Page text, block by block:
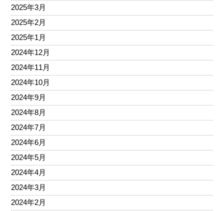
2025年3月
2025年2月
2025年1月
2024年12月
2024年11月
2024年10月
2024年9月
2024年8月
2024年7月
2024年6月
2024年5月
2024年4月
2024年3月
2024年2月